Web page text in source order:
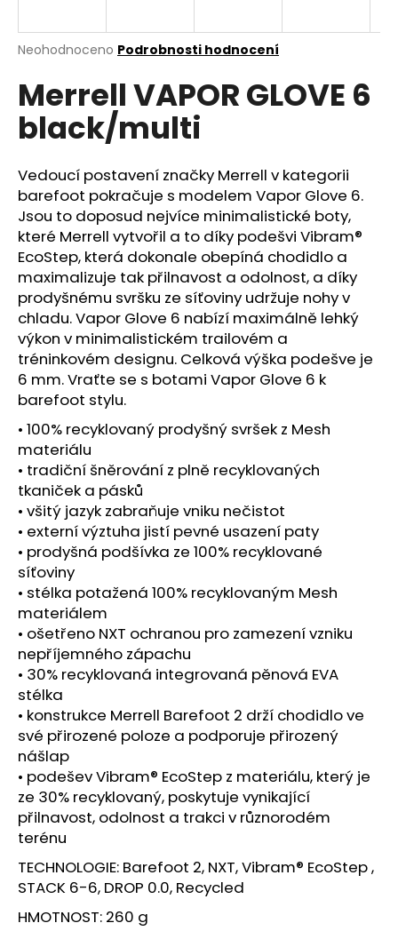
Průměrné
produktu
je
0,0
hvězdiček.
Neohodnoceno Podrobnosti hodnocení
Merrell VAPOR GLOVE 6
black/multi
Vedoucí postavení značky Merrell v kategorii
barefoot pokračuje s modelem Vapor Glove 6.
Jsou to doposud nejvíce minimalistické boty,
které Merrell vytvořil a to díky podešvi Vibram®
EcoStep, která dokonale obepíná chodidlo a
maximalizuje tak přilnavost a odolnost, a díky
prodyšnému svršku ze síťoviny udržuje nohy v
chladu. Vapor Glove 6 nabízí maximálně lehký
výkon v minimalistickém trailovém a
tréninkovém designu. Celková výška podešve je
6 mm. Vraťte se s botami Vapor Glove 6 k
barefoot stylu.
• 100% recyklovaný prodyšný svršek z Mesh
materiálu
• tradiční šněrování z plně recyklovaných
tkaniček a pásků
• všitý jazyk zabraňuje vniku nečistot
• externí výztuha jistí pevné usazení paty
• prodyšná podšívka ze 100% recyklované
síťoviny
• stélka potažená 100% recyklovaným Mesh
materiálem
• ošetřeno NXT ochranou pro zamezení vzniku
nepříjemného zápachu
• 30% recyklovaná integrovaná pěnová EVA
stélka
• konstrukce Merrell Barefoot 2 drží chodidlo ve
své přirozené poloze a podporuje přirozený
nášlap
• podešev Vibram® EcoStep z materiálu, který je
ze 30% recyklovaný, poskytuje vynikající
přilnavost, odolnost a trakci v různorodém
terénu
TECHNOLOGIE: Barefoot 2, NXT, Vibram® EcoStep ,
STACK 6-6, DROP 0.0, Recycled
HMOTNOST: 260 g
j
t
?
HLEDAT
D
o
p
o
r
u
č
u
j
e
m
e
BOTY
CRAFT
XPLOR
PRO
-
ORANŽOVÁ
4
156
Kč